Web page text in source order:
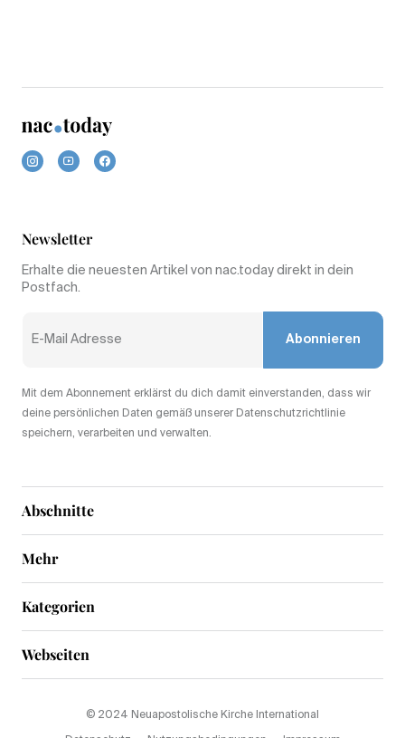
Abschnitte
Mehr
Newsletter
Erhalte die neuesten Artikel von nac.today direkt in dein
Postfach.
Abonnieren
Mit dem Abonnement erklärst du dich damit einverstanden, dass wir
deine persönlichen Daten gemäß unserer Datenschutzrichtlinie
speichern, verarbeiten und verwalten.
Kategorien
Webseiten
© 2024 Neuapostolische Kirche International